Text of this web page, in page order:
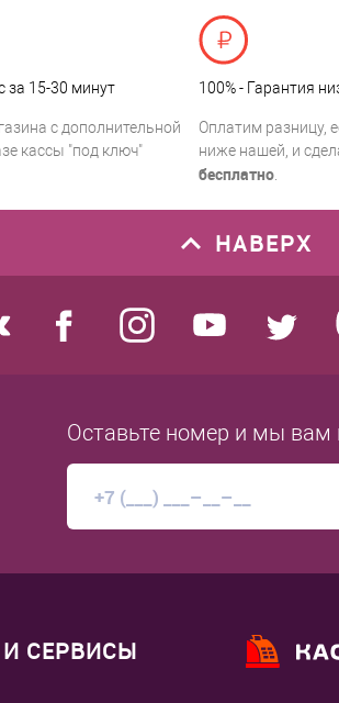
за 15-30 минут
с дополнительной
кассы "под ключ"
100% - Гарантия
Оплатим разницу,
ниже нашей, и
бесплатно
НАВЕРХ
Оставьте номер и мы вам
СЕРВИСЫ